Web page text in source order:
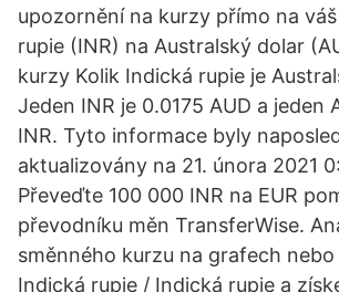
upozornění na kurzy přímo na
rupie (INR) na Australský dolar
kurzy Kolik Indická rupie je
Jeden INR je 0.0175 AUD a jeden
INR. Tyto informace byly
aktualizovány na 21. února 2021
Převeďte 100 000 INR na EUR
převodníku měn TransferWise.
směnného kurzu na grafech
Indická rupie / Indická rupie a